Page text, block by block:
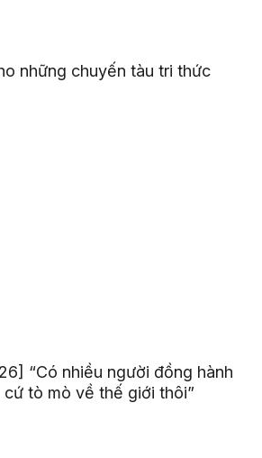
những chuyến tàu tri thức
“Có nhiều người đồng hành
tò mò về thế giới thôi”